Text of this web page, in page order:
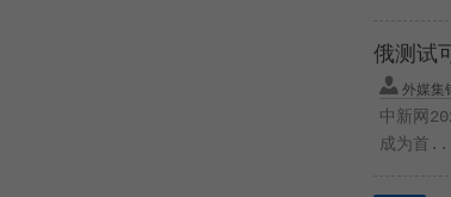
俄测试
外媒集
中新网
成为首